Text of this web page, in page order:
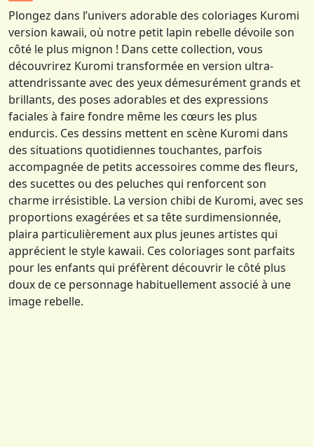
Plongez dans l’univers adorable des coloriages Kuromi
version kawaii, où notre petit lapin rebelle dévoile son
côté le plus mignon ! Dans cette collection, vous
découvrirez Kuromi transformée en version ultra-
attendrissante avec des yeux démesurément grands et
brillants, des poses adorables et des expressions
faciales à faire fondre même les cœurs les plus
endurcis. Ces dessins mettent en scène Kuromi dans
des situations quotidiennes touchantes, parfois
accompagnée de petits accessoires comme des fleurs,
des sucettes ou des peluches qui renforcent son
charme irrésistible. La version chibi de Kuromi, avec ses
proportions exagérées et sa tête surdimensionnée,
plaira particulièrement aux plus jeunes artistes qui
apprécient le style kawaii. Ces coloriages sont parfaits
pour les enfants qui préfèrent découvrir le côté plus
doux de ce personnage habituellement associé à une
image rebelle.